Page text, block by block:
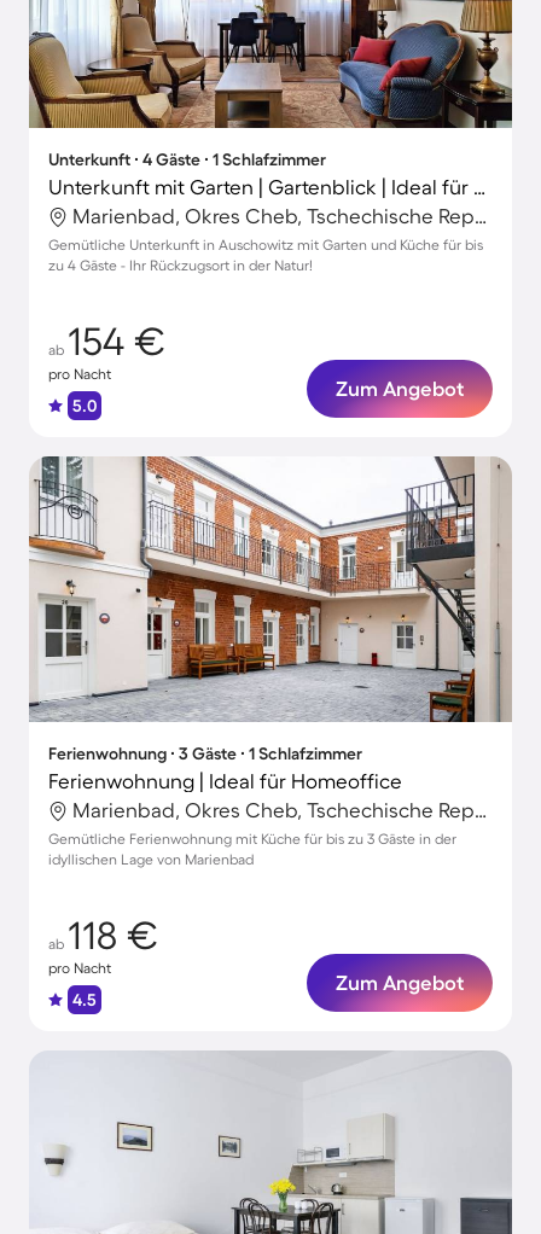
Unterkunft ∙ 4 Gäste ∙ 1 Schlafzimmer
Unterkunft mit Garten | Gartenblick | Ideal für Homeoffice
Marienbad, Okres Cheb, Tschechische Republik
Gemütliche Unterkunft in Auschowitz mit Garten und Küche für bis
zu 4 Gäste - Ihr Rückzugsort in der Natur!
ab 154 €
pro Nacht
5.0
Zum Angebot
Ferienwohnung ∙ 3 Gäste ∙ 1 Schlafzimmer
Ferienwohnung | Ideal für Homeoffice
Marienbad, Okres Cheb, Tschechische Republik
Gemütliche Ferienwohnung mit Küche für bis zu 3 Gäste in der
idyllischen Lage von Marienbad
ab 118 €
pro Nacht
4.5
Zum Angebot